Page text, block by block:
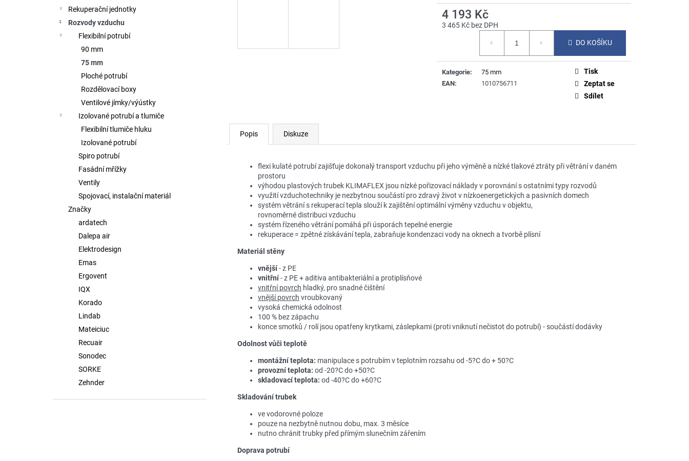
Rekuperační jednotky
Rozvody vzduchu
Flexibilní potrubí
90 mm
75 mm
Ploché potrubí
Rozdělovací boxy
Ventilové jímky/výústky
Izolované potrubí a tlumiče
Flexibilní tlumiče hluku
Izolované potrubí
Spiro potrubí
Fasádní mřížky
Ventily
Spojovací, instalační materiál
Značky
ardatech
Dalepa air
Elektrodesign
Emas
Ergovent
IQX
Korado
Lindab
Mateiciuc
Recuair
Sonodec
SORKE
Zehnder
4 193 Kč
3 465 Kč bez DPH
DO KOŠÍKU
Kategorie:
75 mm
EAN: 1010756711
Tisk
Zeptat se
Sdílet
Popis Diskuze
flexi kulaté potrubí zajišťuje dokonalý transport vzduchu při jeho výměně a nízké tlakové ztráty při větrání v daném
prostoru
výhodou plastových trubek KLIMAFLEX jsou nízké pořizovací náklady v porovnání s ostatními typy rozvodů
využití vzduchotechniky je nezbytnou součástí pro zdravý život v nízkoenergetických a pasivních domech
systém větrání s rekuperací tepla slouží k zajištění optimální výměny vzduchu v objektu,
rovnoměrné distribuci vzduchu
systém řízeného větrání pomáhá při úsporách tepelné energie
rekuperace = zpětné získávání tepla, zabraňuje kondenzaci vody na oknech a tvorbě plísní
Materiál stěny
vnější- z PE
vnitřní- z PE + aditiva antibakteriální a protiplísňové
vnitřní povrch hladký, pro snadné čištění
vnější povrch vroubkovaný
vysoká chemická odolnost
100 % bez zápachu
konce smotků / rolí jsou opatřeny krytkami, záslepkami (proti vniknutí nečistot do potrubí) - součástí dodávky
Odolnost vůči teplotě
montážní teplota: manipulace s potrubím v teplotním rozsahu od -5?C do + 50?C
provozní teplota: od -20?C do +50?C
skladovací teplota: od -40?C do +60?C
Skladování trubek
ve vodorovné poloze
pouze na nezbytně nutnou dobu, max. 3 měsíce
nutno chránit trubky před přímým slunečním zářením
Doprava potrubí